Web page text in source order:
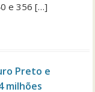
e 356 […]
Preto e
milhões